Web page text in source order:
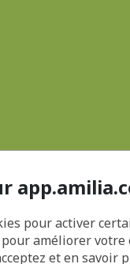
pour activer
améliorer
et en savoir